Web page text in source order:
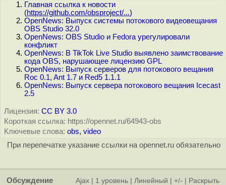
Главная ссылка к новости
(https://github.com/obsproject/...)
OpenNews: Выпуск системы потокового видеовещания
OBS Studio 32.0
OpenNews: OBS Studio и Fedora урегулировали
конфликт
OpenNews: В TikTok Live Studio выявлено заимствование
кода OBS, нарушающее лицензию GPL
OpenNews: Выпуск серверов для потокового вещания
Roc 0.1, Ant 1.7 и Red5 1.1.1
OpenNews: Выпуск сервера потокового вещания Icecast
2.5
Лицензия: CC BY 3.0
Короткая ссылка: https://opennet.ru/64943-obs
Ключевые слова: obs, video
При перепечатке указание ссылки на opennet.ru обязательно
Обсуждение
Ajax 1 уровень Линейный +/-
Раскрыть